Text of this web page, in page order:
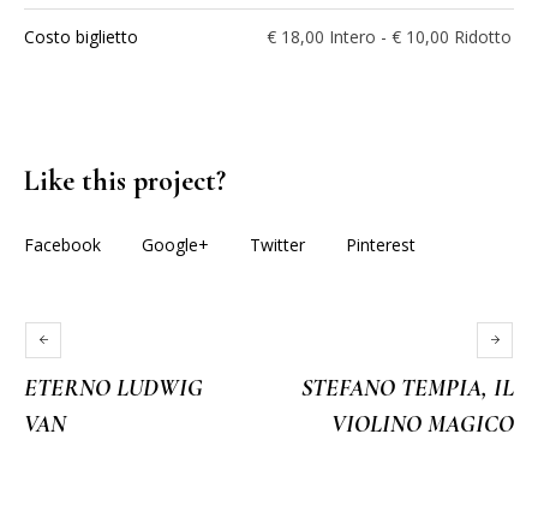
Costo biglietto € 18,00 Intero - € 10,00 Ridotto
Like this project?
Facebook Google+ Twitter Pinterest
ETERNO LUDWIG
VAN
STEFANO TEMPIA, IL
VIOLINO MAGICO